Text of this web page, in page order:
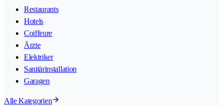
Restaurants
Hotels
Coiffeure
Ärzte
Elektriker
Sanitärinstallation
Garagen
Alle Kategorien